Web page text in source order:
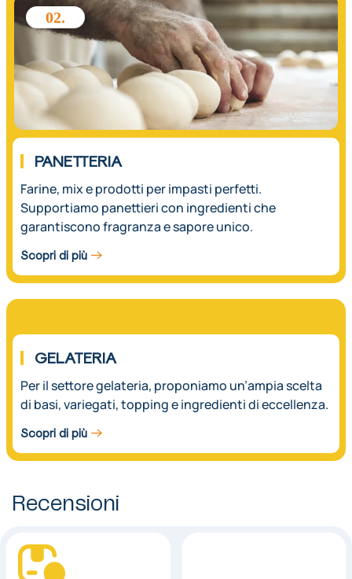
02.
PANETTERIA
Farine, mix e prodotti per impasti perfetti.
Supportiamo panettieri con ingredienti che
garantiscono fragranza e sapore unico.
Scopri di più
03.
GELATERIA
Per il settore gelateria, proponiamo un’ampia scelta
di basi, variegati, topping e ingredienti di eccellenza.
Scopri di più
Recensioni